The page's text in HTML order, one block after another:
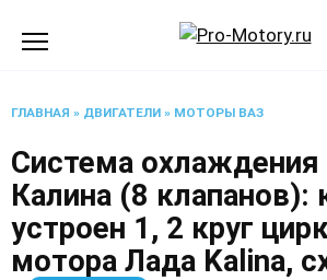
ГЛАВНАЯ » ДВИГАТЕЛИ » МОТОРЫ ВАЗ
Система охлаждения
Калина (8 клапанов):
устроен 1, 2 круг
мотора Лада Kalina,